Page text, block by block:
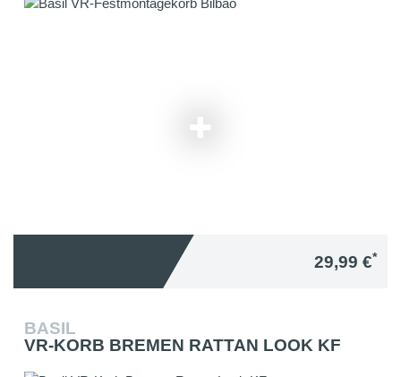
29,99 €*
BASIL
VR-KORB BREMEN RATTAN LOOK KF